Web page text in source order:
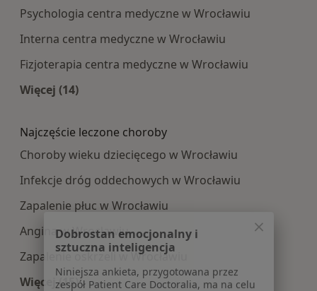
Psychologia centra medyczne w Wrocławiu
Interna centra medyczne w Wrocławiu
Fizjoterapia centra medyczne w Wrocławiu
Więcej (14)
Najczęście leczone choroby
Choroby wieku dziecięcego w Wrocławiu
Infekcje dróg oddechowych w Wrocławiu
Zapalenie płuc w Wrocławiu
Angina w Wrocławiu
Zapalenie oskrzeli w Wrocławiu
Więcej (15)
Dobrostan emocjonalny i
sztuczna inteligencja
Niniejsza ankieta, przygotowana przez
zespół Patient Care Doctoralia, ma na celu